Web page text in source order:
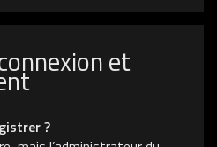
et
?